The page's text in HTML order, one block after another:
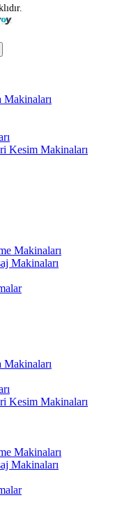
Makinaları
Kesim Makinaları
Makinaları
Makinaları
Makinaları
Kesim Makinaları
Makinaları
Makinaları